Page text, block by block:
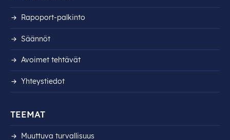
Rapoport-palkinto
Säännöt
Avoimet tehtävät
Yhteystiedot
TEEMAT
Muuttuva turvallisuus